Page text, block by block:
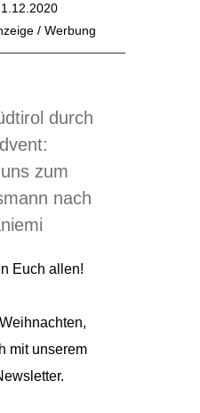
/ Werbung
durch
zum
nach
Euch allen!
mit unserem